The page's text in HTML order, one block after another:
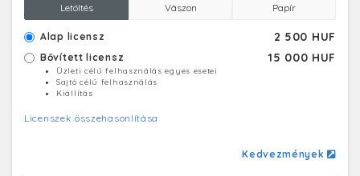
Letöltés Vászon Papír
Alap licensz 2 500 HUF
Bővített licensz 15 000 HUF
Üzleti célú felhasználás egyes esetei
Sajtó célú felhasználás
Kiállítás
Licenszek összehasonlítása
Kedvezmények